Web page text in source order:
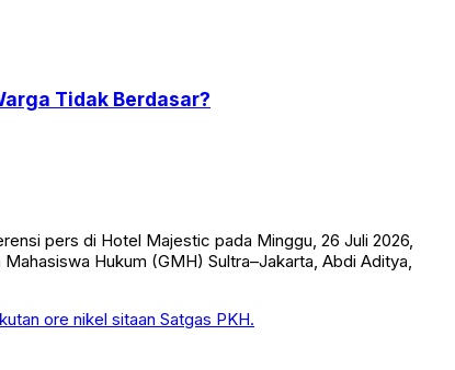
Tidak Berdasar?
pers di Hotel Majestic pada Minggu, 26 Juli 2026,
Hukum (GMH) Sultra–Jakarta, Abdi Aditya,